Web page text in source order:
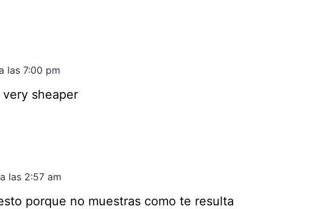
las 7:00 pm
very sheaper
las 2:57 am
porque no muestras como te resulta